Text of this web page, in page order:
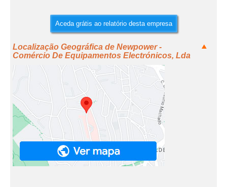
Aceda grátis ao relatório desta empresa
Localização Geográfica de Newpower -
Comércio De Equipamentos Electrónicos, Lda